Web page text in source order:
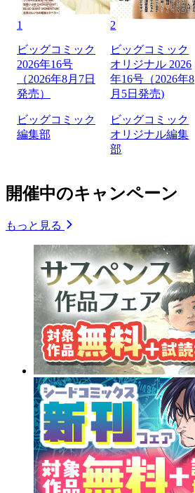
1
ビッグコミック
2026年16号
（2026年8月7日
発売）
ビッグコミック
編集部
2
ビッグコミック
オリジナル 2026
年16号（2026年8
月5日発売)
ビッグコミック
オリジナル編集
部
開催中のキャンペーン
もっと見る